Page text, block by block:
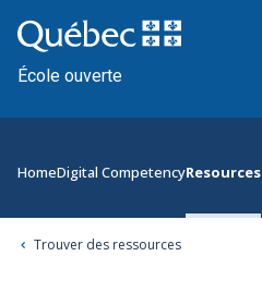
École ouverte
HomeDigital CompetencyResources
Trouver des ressources